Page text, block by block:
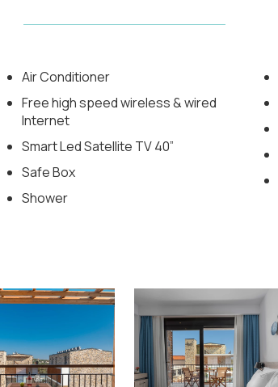
Air Conditioner
Free high speed wireless & wired
Internet
Smart Led Satellite TV 40”
Safe Box
Shower